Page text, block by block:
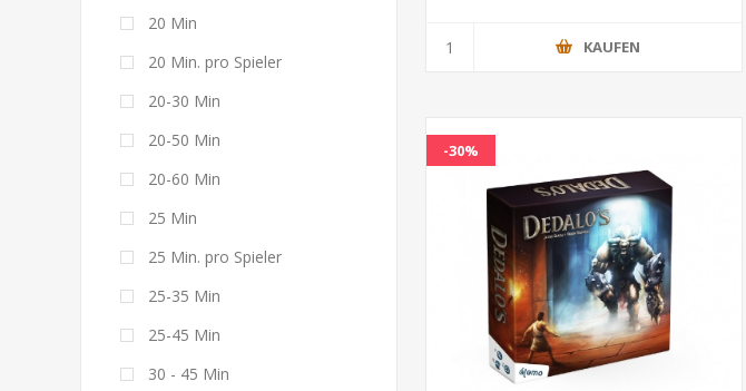
KAUFEN
-30%
20 Min
20 Min. pro Spieler
20-30 Min
20-50 Min
20-60 Min
25 Min
25 Min. pro Spieler
25-35 Min
25-45 Min
30 - 45 Min